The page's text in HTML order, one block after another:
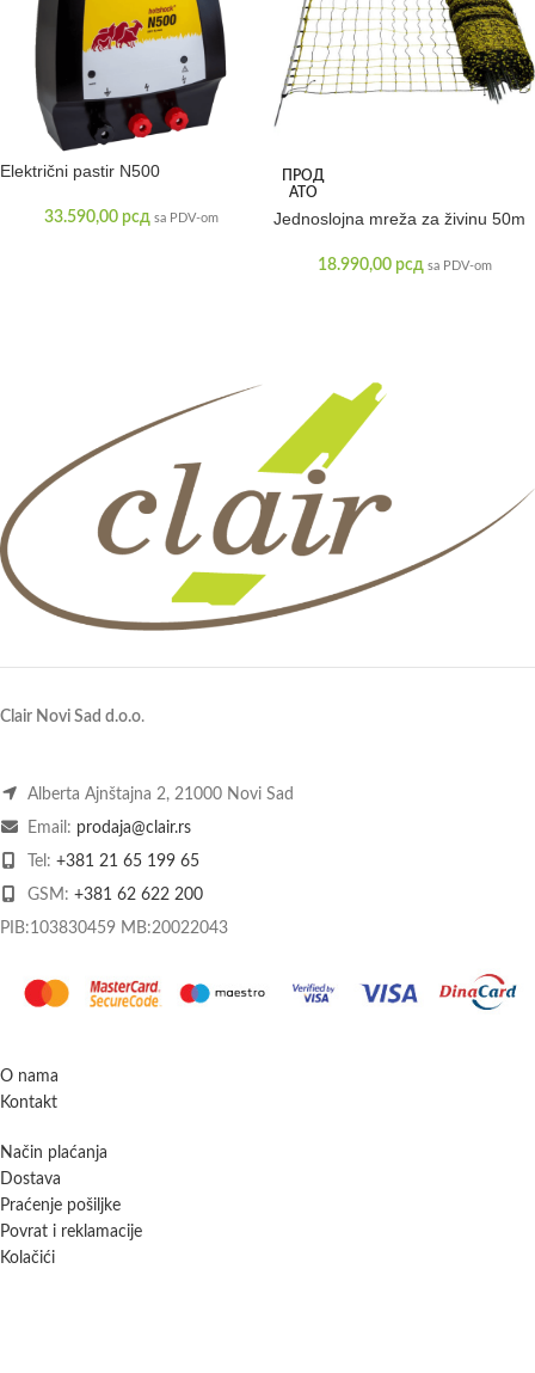
Električni pastir N500
33.590,00 рсд sa PDV-om
ПРОД
АТО
Jednoslojna mreža za živinu 50m
18.990,00 рсд sa PDV-om
Clair Novi Sad d.o.o.
Alberta Ajnštajna 2, 21000 Novi Sad
Email: prodaja@clair.rs
Tel: +381 21 65 199 65
GSM: +381 62 622 200
PIB:103830459 MB:20022043
O nama
Kontakt
Način plaćanja
Dostava
Praćenje pošiljke
Povrat i reklamacije
Kolačići